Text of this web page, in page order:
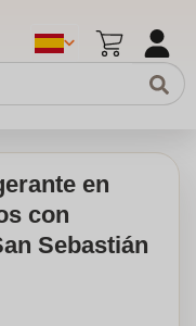
en
con
Sebastián